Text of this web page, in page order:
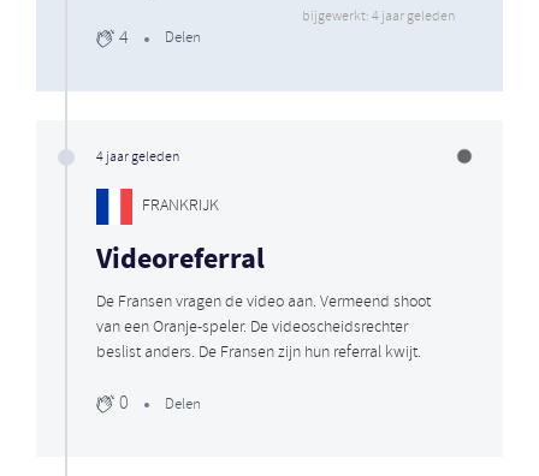
bijgewerkt: 4 jaar geleden
4 Delen
4 jaar geleden
FRANKRIJK
Videoreferral
De Fransen vragen de video aan. Vermeend shoot
van een Oranje-speler. De videoscheidsrechter
beslist anders. De Fransen zijn hun referral kwijt.
0 Delen